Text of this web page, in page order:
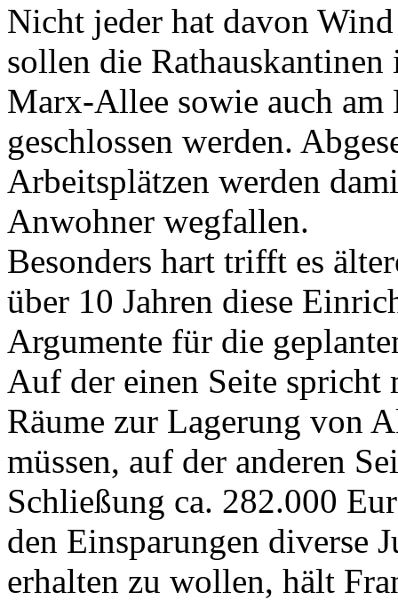
Nicht jeder hat davon
sollen die
Marx-Allee sowie auch am
geschlossen werden.
Arbeitsplätzen werden
Anwohner wegfallen.
Besonders hart trifft es
über 10 Jahren diese
Argumente für die
Auf der einen Seite
Räume zur Lagerung von
müssen, auf der anderen
Schließung ca. 282.000
den Einsparungen diverse
erhalten zu wollen, hält